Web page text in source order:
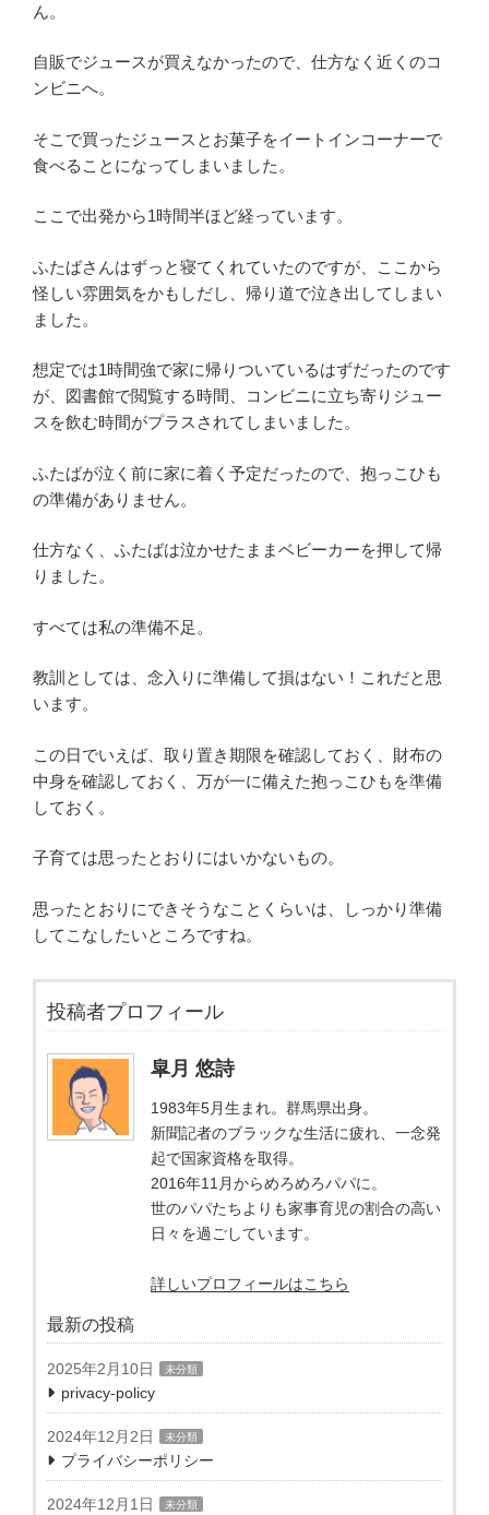
ん。
自販でジュースが買えなかったので、仕方なく近くのコ
ンビニへ。
そこで買ったジュースとお菓子をイートインコーナーで
食べることになってしまいました。
ここで出発から1時間半ほど経っています。
ふたばさんはずっと寝てくれていたのですが、ここから
怪しい雰囲気をかもしだし、帰り道で泣き出してしまい
ました。
想定では1時間強で家に帰りついているはずだったのです
が、図書館で閲覧する時間、コンビニに立ち寄りジュー
スを飲む時間がプラスされてしまいました。
ふたばが泣く前に家に着く予定だったので、抱っこひも
の準備がありません。
仕方なく、ふたばは泣かせたままベビーカーを押して帰
りました。
すべては私の準備不足。
教訓としては、念入りに準備して損はない！これだと思
います。
この日でいえば、取り置き期限を確認しておく、財布の
中身を確認しておく、万が一に備えた抱っこひもを準備
しておく。
子育ては思ったとおりにはいかないもの。
思ったとおりにできそうなことくらいは、しっかり準備
してこなしたいところですね。
投稿者プロフィール
皐月 悠詩
1983年5月生まれ。群馬県出身。
新聞記者のブラックな生活に疲れ、一念発
起で国家資格を取得。
2016年11月からめろめろパパに。
世のパパたちよりも家事育児の割合の高い
日々を過ごしています。
詳しいプロフィールはこちら
最新の投稿
2025年2月10日 未分類
privacy-policy
2024年12月2日 未分類
プライバシーポリシー
2024年12月1日 未分類